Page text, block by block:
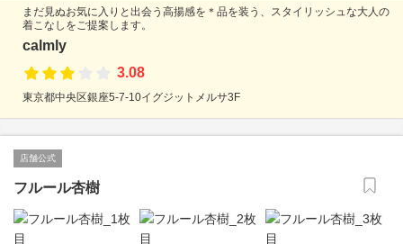
まだ見ぬお気に入りと出会う高揚感を＊品を装う、スタイリッシュな大人の
着こなしをご提案します。
calmly
3.08
東京都中央区銀座5-7-10イグジットメルサ3F
店舗公式
フルール杏樹